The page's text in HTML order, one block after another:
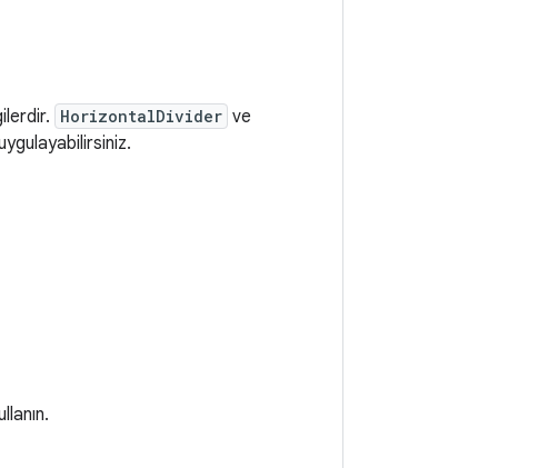
HorizontalDivider ve